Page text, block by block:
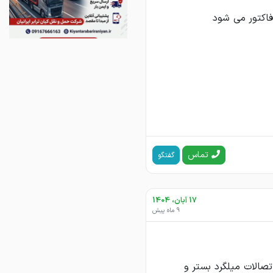
تماس گفتگو
17 آبان، 1404
9 ماه پیش
میلگرد بستر و